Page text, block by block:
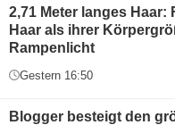
2,71 Meter langes Haar:
Haar als ihrer
Rampenlicht
Gestern 16:50
Blogger besteigt den